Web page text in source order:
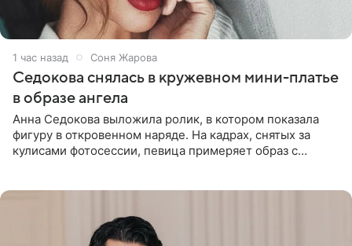
1 час назад Соня Жарова
Седокова снялась в кружевном мини-платье
в образе ангела
Анна Седокова выложила ролик, в котором показала
фигуру в откровенном наряде. На кадрах, снятых за
кулисами фотосессии, певица примеряет образ с